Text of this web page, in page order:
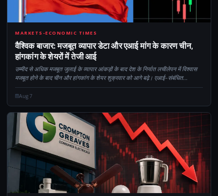
CM
MARKETS-ECONOMIC TIMES
वैश्विक बाजार: मजबूत व्यापार डेटा और एआई मांग के कारण चीन,
हांगकांग के शेयरों में तेजी आई
उम्मीद से अधिक मजबूत जुलाई के व्यापार आंकड़ों के बाद देश के निर्यात लचीलेपन में विश्वास
मजबूत होने के बाद चीन और हांगकांग के शेयर शुक्रवार को आगे बढ़े। एआई-संबंधित
प्रौद्योगिकियों, विशेष रूप से अर्धचालक... की मजबूत मांग
Aug 7